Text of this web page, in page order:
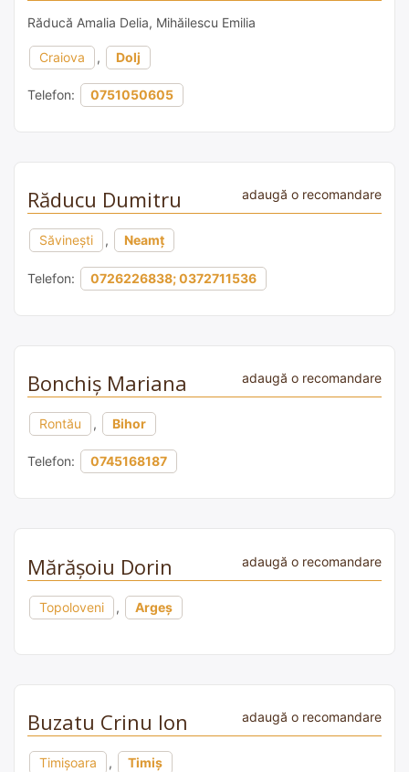
Răducă Amalia Delia, Mihăilescu Emilia
Craiova , Dolj
Telefon: 0751050605
Răducu Dumitru adaugă o recomandare
Săvinești , Neamț
Telefon: 0726226838; 0372711536
Bonchiș Mariana adaugă o recomandare
Rontău , Bihor
Telefon: 0745168187
Mărășoiu Dorin adaugă o recomandare
Topoloveni , Argeș
Buzatu Crinu Ion adaugă o recomandare
Timișoara , Timiș